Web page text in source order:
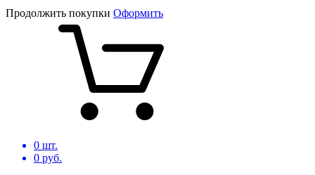
Продолжить покупки Оформить
0 шт.
0 руб.